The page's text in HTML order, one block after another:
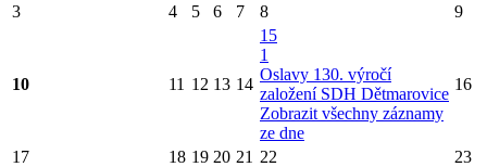
3
4 5 6 7 8 9
10 11 12 13 14
15
1
Oslavy 130. výročí
založení SDH Dětmarovice
Zobrazit všechny záznamy
ze dne
16
17 18 19 20 21 22
23